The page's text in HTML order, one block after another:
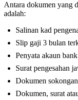
Antara dokumen yang
adalah:
Salinan kad
Slip gaji 3 bulan
Penyata akaun
Surat pengesahan
Dokumen
Dokumen, surat